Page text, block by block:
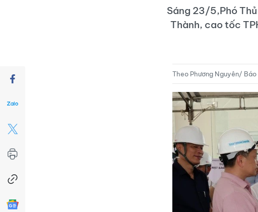
Sáng 23/5,Phó
Thành, cao tốc
Theo Phương Nguyên/